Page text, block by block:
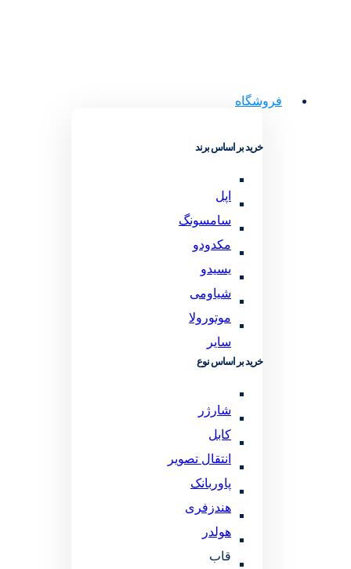
فروشگاه
خرید بر اساس برند
اپل
سامسونگ
مکدودو
یسیدو
شیاومی
موتورولا
سایر
خرید بر اساس نوع
شارژر
کابل
انتقال تصویر
پاوربانک
هندزفری
هولدر
قاب